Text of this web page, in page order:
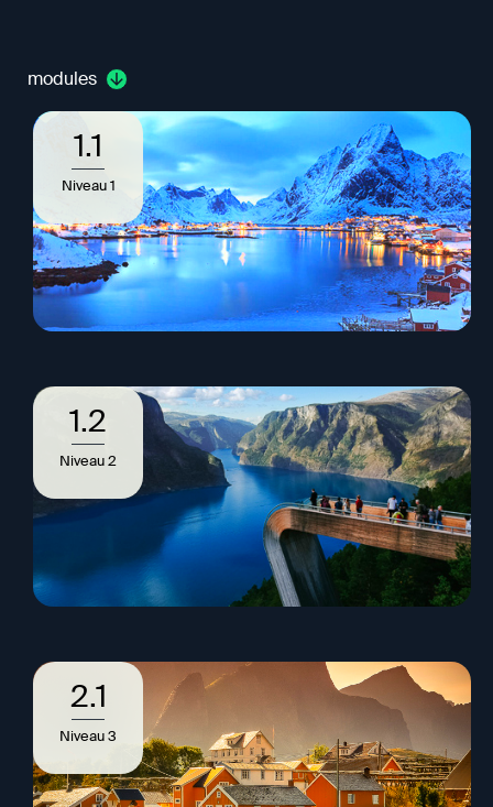
modules
1.1
Niveau 1
1.2
Niveau 2
2.1
Niveau 3